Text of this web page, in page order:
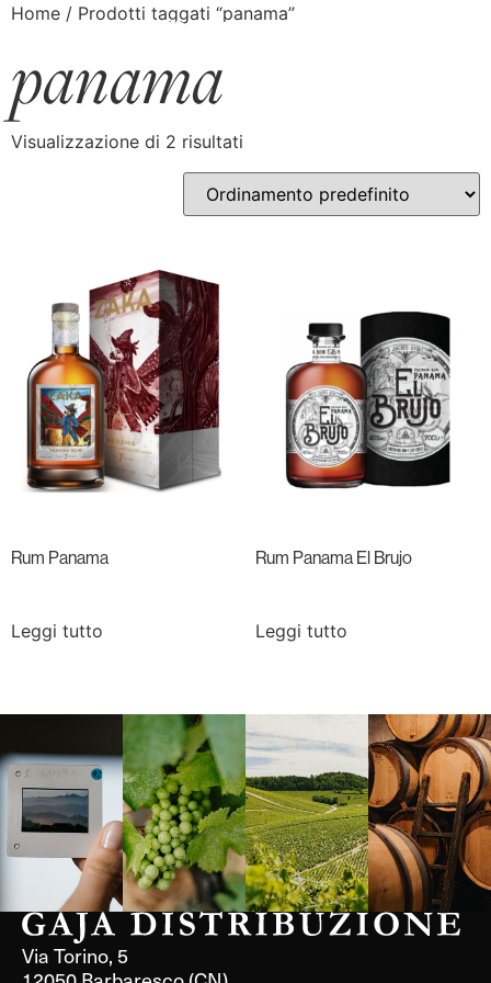
Home / Prodotti taggati “panama”
panama
Visualizzazione di 2 risultati
Rum Panama
Leggi tutto
Rum Panama El Brujo
Leggi tutto
Langa, 1977 Borgogna,
Francia
Borgogna,
Francia
Instagram
Via Torino, 5